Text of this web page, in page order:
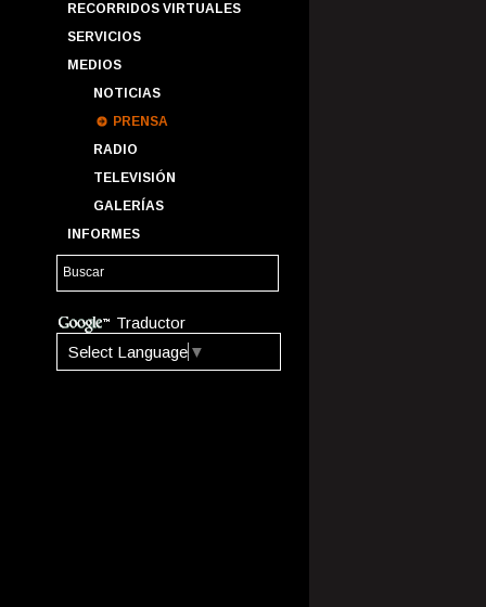
RECORRIDOS VIRTUALES
SERVICIOS
MEDIOS
NOTICIAS
PRENSA
RADIO
TELEVISIÓN
GALERÍAS
INFORMES
Traductor
Select Language ▼